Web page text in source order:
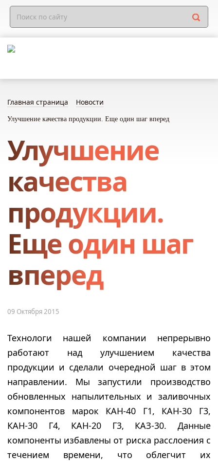
Главная страница Новости
Улучшение качества продукции. Еще один шаг вперед
Улучшение
качества
продукции.
Еще один шаг
вперед
09 Октября 2015
Технологи нашей компании непрерывно
работают над улучшением качества
продукции и сделали очередной шаг в этом
направлении. Мы запустили производство
обновленных напылительных и заливочных
компонентов марок КАН-40 Г1, КАН-30 Г3,
КАН-30 Г4, КАН-20 Г3, КАЗ-30. Данные
компоненты избавлены от риска расслоения с
течением времени, что облегчит их